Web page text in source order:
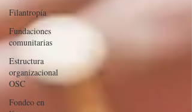
Filantropía
Fundaciones
comunitarias
Estructura
organizacional
OSC
Fondeo en